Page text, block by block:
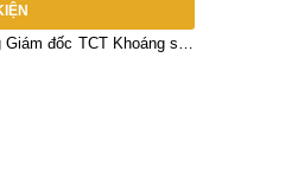
đốc TCT Khoáng sản
Tổng công ty Khoáng
– thân thiện – hài hòa